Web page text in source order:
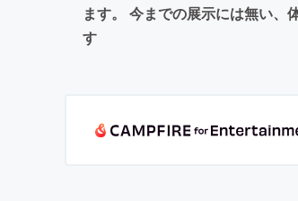
ます。 今までの展示には無い、
す